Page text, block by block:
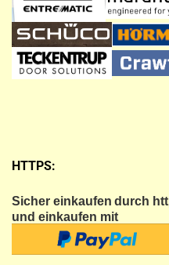
HTTPS:
Sicher einkaufen durch
und einkaufen mit